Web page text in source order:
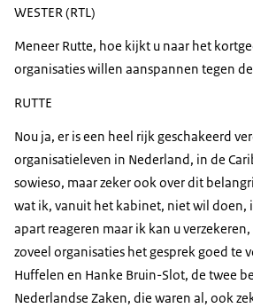
WESTER (RTL)
Meneer Rutte, hoe kijkt u naar het
organisaties willen aanspannen tegen
RUTTE
Nou ja, er is een heel rijk geschakeerd
organisatieleven in Nederland, in de
sowieso, maar zeker ook over dit
wat ik, vanuit het kabinet, niet wil doen,
apart reageren maar ik kan u
zoveel organisaties het gesprek goed te
Huffelen en Hanke Bruin-Slot, de twee
Nederlandse Zaken, die waren al, ook